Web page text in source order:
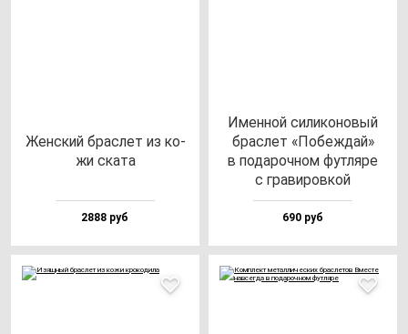
Жен­ский брас­лет из ко­
жи ска­та
2888 руб
Имен­ной си­ли­ко­но­вый
брас­лет «Побеж­дай»
в по­да­роч­ном фут­ля­ре
с гра­ви­ров­кой
690 руб